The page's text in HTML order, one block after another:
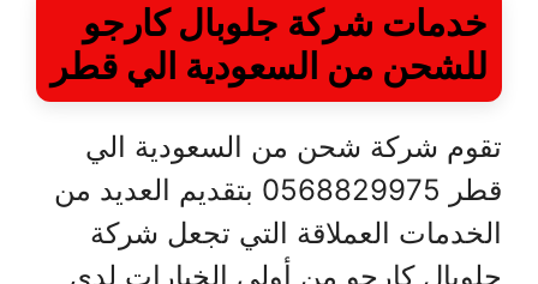
خدمات شركة جلوبال كارجو
للشحن من السعودية الي قطر
تقوم شركة شحن من السعودية الي
قطر 0568829975 بتقديم العديد من
الخدمات العملاقة التي تجعل شركة
جلوبال كارجو من أولى الخيارات لدى